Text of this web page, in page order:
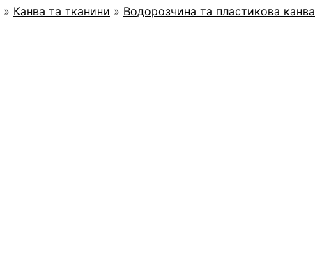
» Канва та тканини » Водорозчина та пластикова канва